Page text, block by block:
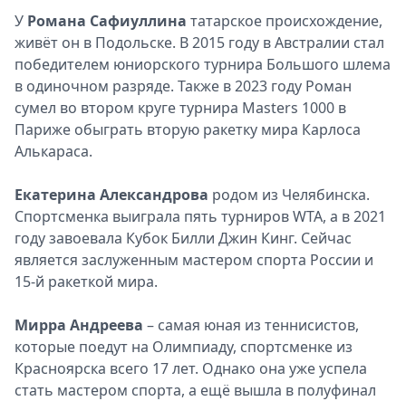
У Романа Сафиуллина татарское происхождение,
живёт он в Подольске. В 2015 году в Австралии стал
победителем юниорского турнира Большого шлема
в одиночном разряде. Также в 2023 году Роман
сумел во втором круге турнира Masters 1000 в
Париже обыграть вторую ракетку мира Карлоса
Алькараса.
Екатерина Александрова родом из Челябинска.
Спортсменка выиграла пять турниров WTA, а в 2021
году завоевала Кубок Билли Джин Кинг. Сейчас
является заслуженным мастером спорта России и
15-й ракеткой мира.
Мирра Андреева – самая юная из теннисистов,
которые поедут на Олимпиаду, спортсменке из
Красноярска всего 17 лет. Однако она уже успела
стать мастером спорта, а ещё вышла в полуфинал